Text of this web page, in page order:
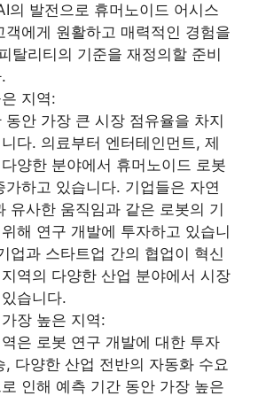
의 발전으로 휴머노이드 어시스
객에게 원활하고 매력적인 경험을
탈리티의 기준을 재정의할 준비
지역:
동안 가장 큰 시장 점유율을 차지
다. 의료부터 엔터테인먼트, 제
양한 분야에서 휴머노이드 로봇
가하고 있습니다. 기업들은 자연
유사한 움직임과 같은 로봇의 기
해 연구 개발에 투자하고 있습니
업과 스타트업 간의 협업이 혁신
역의 다양한 산업 분야에서 시장
습니다.
장 높은 지역:
은 로봇 연구 개발에 대한 투자
, 다양한 산업 전반의 자동화 수요
인해 예측 기간 동안 가장 높은